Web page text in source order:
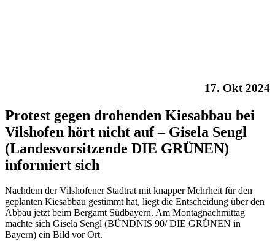
17. Okt 2024
Protest gegen drohenden Kiesabbau bei
Vilshofen hört nicht auf – Gisela Sengl
(Landesvorsitzende DIE GRÜNEN)
informiert sich
Nachdem der Vilshofener Stadtrat mit knapper Mehrheit für den
geplanten Kiesabbau gestimmt hat, liegt die Entscheidung über den
Abbau jetzt beim Bergamt Südbayern. Am Montagnachmittag
machte sich Gisela Sengl (BÜNDNIS 90/ DIE GRÜNEN in
Bayern) ein Bild vor Ort.